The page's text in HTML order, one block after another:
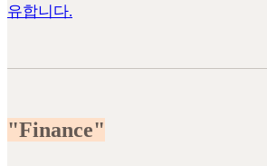
유합니다.
"Finance"